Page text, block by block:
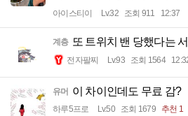
아이스티이 Lv.32 조회 911 12:37
계층 또 트위치 밴 당했다는
전자팔찌 Lv.93 조회 1564
유머 이 차이인데도 무료 감?
하루5프로 Lv.50 조회 1679 추천 1